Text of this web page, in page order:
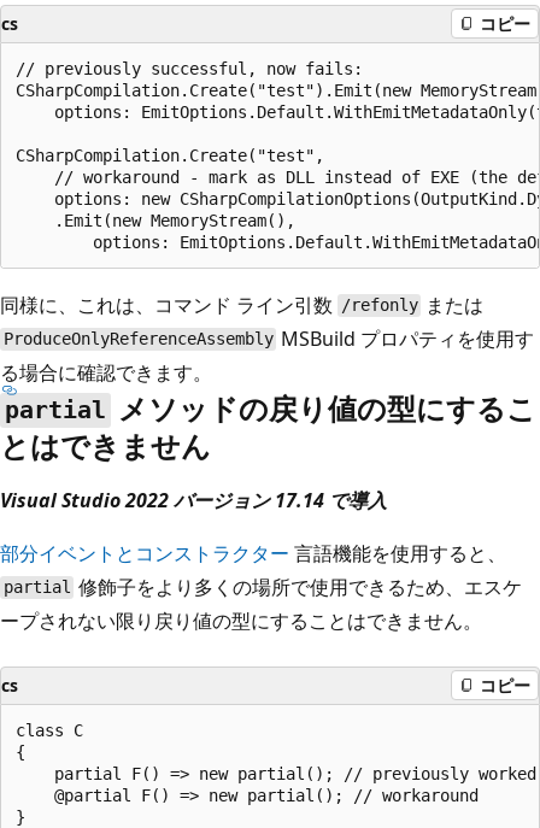
cs コピー
// previously successful, now fails:
CSharpCompilation.Create("test").Emit(new
options:
CSharpCompilation.Create("test",
// workaround - mark as DLL instead of EXE (the
options: new
    .Emit(new MemoryStream(),
同様に、これは、コマンド ライン引数 /refonly または
ProduceOnlyReferenceAssembly MSBuild プロパティを使用す
る場合に確認できます。
partial メソッドの戻り値の型にするこ
とはできません
Visual Studio 2022 バージョン 17.14 で導入
部分イベントとコンストラクター 言語機能を使用すると、
partial 修飾子をより多くの場所で使用できるため、エスケ
ープされない限り戻り値の型にすることはできません。
cs コピー
class C
{
    partial F() => new partial(); // previously worked
    @partial F() => new partial(); // workaround
}